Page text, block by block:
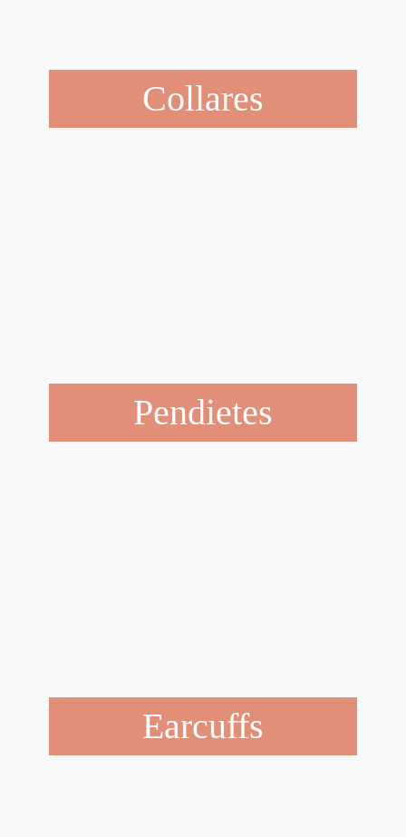
Collares
Pendietes
Earcuffs